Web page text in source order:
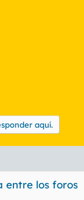
aquí.
entre los foros